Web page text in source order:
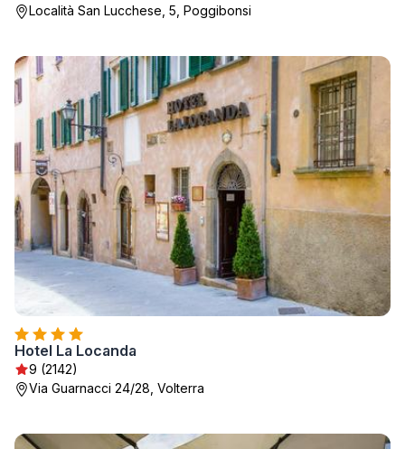
Località San Lucchese, 5, Poggibonsi
Hotel La Locanda
9 (2142)
Via Guarnacci 24/28, Volterra